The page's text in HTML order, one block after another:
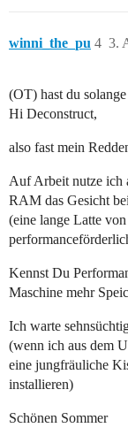
winni_the_pu 3.
4
(OT) hast du
Hi Deconstruct,
also fast mein
Auf Arbeit nutze ich
RAM das Gesicht
(eine lange Latte
Kennst Du
Maschine mehr
Ich warte
(wenn ich aus dem
eine jungfräuliche
installieren)
Schönen Sommer